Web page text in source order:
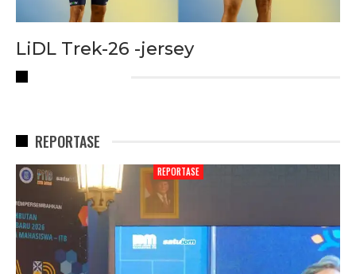
LiDL Trek-26 -jersey
REPORTASE
REPORTASE